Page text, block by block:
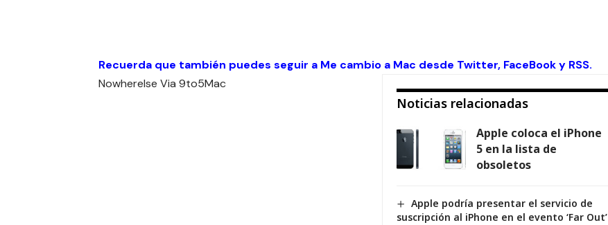
Recuerda que también puedes seguir a Me cambio a Mac desde Twitter, FaceBooky RSS.
Noticias relacionadas
Apple coloca el iPhone
5 en la lista de
obsoletos
Apple podría presentar el servicio de
suscripción al iPhone en el evento ‘Far Out’
Nowherelse Via 9to5Mac